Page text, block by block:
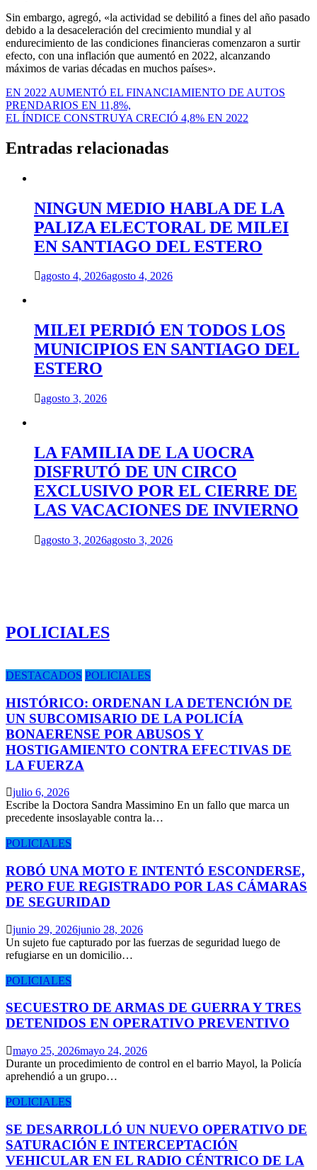
Sin embargo, agregó, «la actividad se debilitó a fines del año pasado
debido a la desaceleración del crecimiento mundial y al
endurecimiento de las condiciones financieras comenzaron a surtir
efecto, con una inflación que aumentó en 2022, alcanzando
máximos de varias décadas en muchos países».
Navegación
de
EN 2022 AUMENTÓ EL FINANCIAMIENTO DE AUTOS
PRENDARIOS EN 11,8%,
EL ÍNDICE CONSTRUYA CRECIÓ 4,8% EN 2022
Entradas relacionadas
NINGUN MEDIO HABLA DE LA
PALIZA ELECTORAL DE MILEI
EN SANTIAGO DEL ESTERO
agosto 4, 2026agosto 4, 2026
MILEI PERDIÓ EN TODOS LOS
MUNICIPIOS EN SANTIAGO DEL
ESTERO
agosto 3, 2026
LA FAMILIA DE LA UOCRA
DISFRUTÓ DE UN CIRCO
EXCLUSIVO POR EL CIERRE DE
LAS VACACIONES DE INVIERNO
agosto 3, 2026agosto 3, 2026
POLICIALES
DESTACADOS POLICIALES
HISTÓRICO: ORDENAN LA DETENCIÓN DE
UN SUBCOMISARIO DE LA POLICÍA
BONAERENSE POR ABUSOS Y
HOSTIGAMIENTO CONTRA EFECTIVAS DE
LA FUERZA
julio 6, 2026
Escribe la Doctora Sandra Massimino En un fallo que marca un
precedente insoslayable contra la…
POLICIALES
ROBÓ UNA MOTO E INTENTÓ ESCONDERSE,
PERO FUE REGISTRADO POR LAS CÁMARAS
DE SEGURIDAD
junio 29, 2026junio 28, 2026
Un sujeto fue capturado por las fuerzas de seguridad luego de
refugiarse en un domicilio…
POLICIALES
SECUESTRO DE ARMAS DE GUERRA Y TRES
DETENIDOS EN OPERATIVO PREVENTIVO
mayo 25, 2026mayo 24, 2026
Durante un procedimiento de control en el barrio Mayol, la Policía
aprehendió a un grupo…
POLICIALES
SE DESARROLLÓ UN NUEVO OPERATIVO DE
SATURACIÓN E INTERCEPTACIÓN
VEHICULAR EN EL RADIO CÉNTRICO DE LA